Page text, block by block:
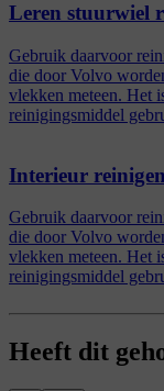
Leren stuurwiel
Gebruik daarvoor
die door Volvo
vlekken meteen. Het
reinigingsmiddel
Interieur reinigen
Gebruik daarvoor
die door Volvo
vlekken meteen. Het
reinigingsmiddel
Heeft dit